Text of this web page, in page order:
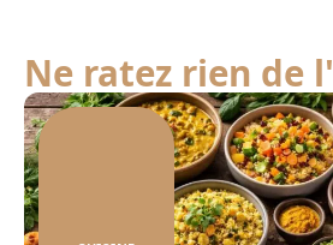
Ne ratez rien de